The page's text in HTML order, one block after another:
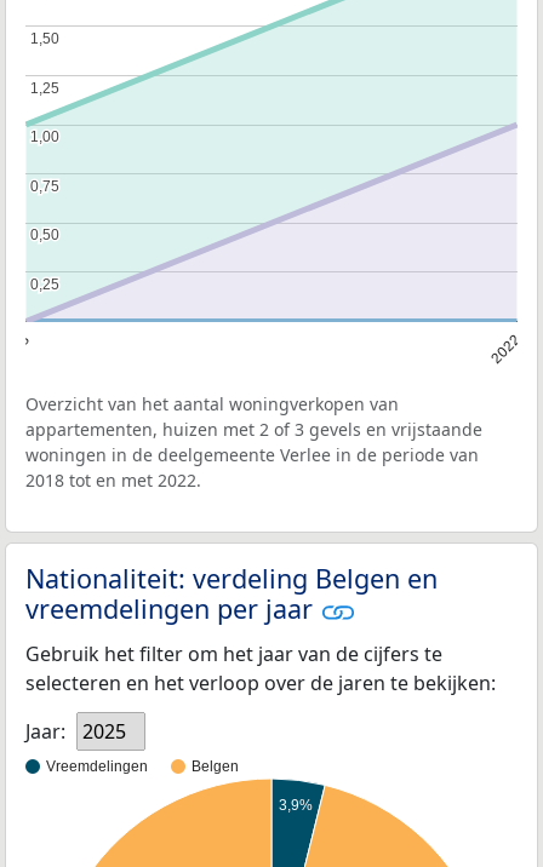
2022
0,25
0,25
0,50
0,50
0,75
0,75
1,00
1,00
1,25
1,25
1,50
1,50
Overzicht van het aantal woningverkopen van
appartementen, huizen met 2 of 3 gevels en vrijstaande
woningen in de deelgemeente Verlee in de periode van
2018 tot en met 2022.
Nationaliteit: verdeling Belgen en
vreemdelingen per jaar
Gebruik het filter om het jaar van de cijfers te
selecteren en het verloop over de jaren te bekijken:
Jaar:
2025
Vreemdelingen Belgen
3,9%